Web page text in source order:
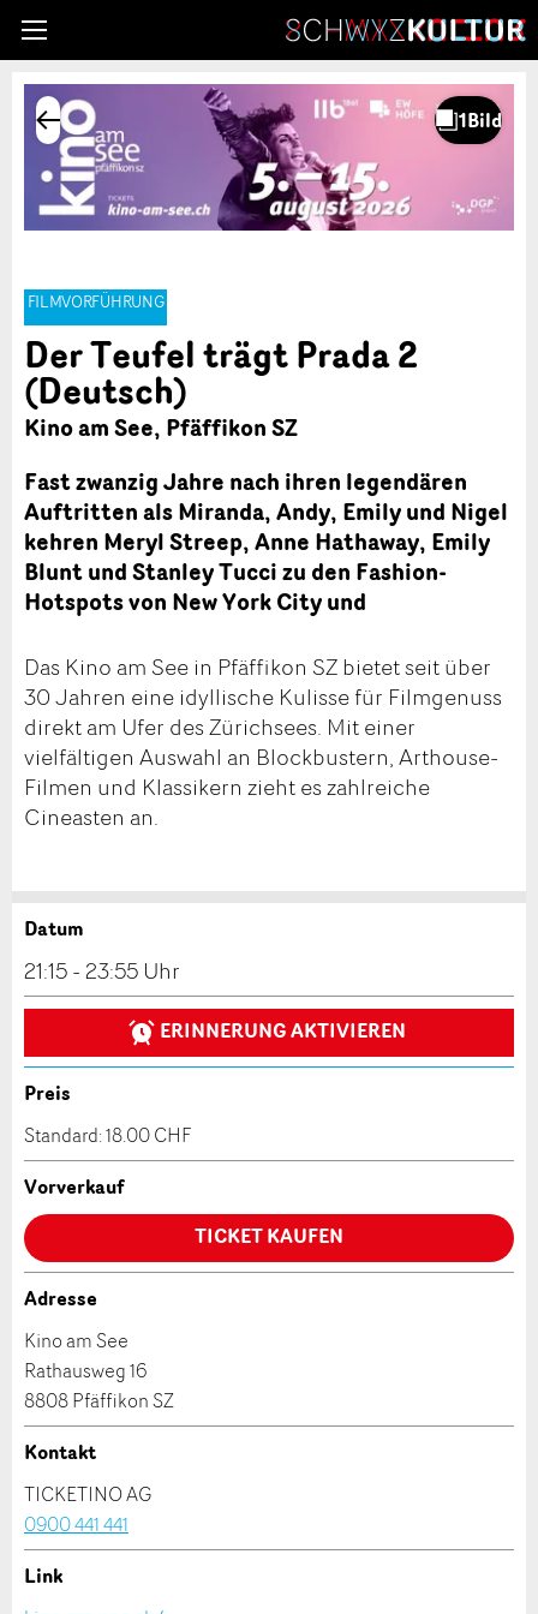
FILMVORFÜHRUNG
Der Teufel trägt Prada 2
(Deutsch)
Kino am See, Pfäffikon SZ
Fast zwanzig Jahre nach ihren legendären
Auftritten als Miranda, Andy, Emily und Nigel
kehren Meryl Streep, Anne Hathaway, Emily
Blunt und Stanley Tucci zu den Fashion-
Hotspots von New York City und
Das Kino am See in Pfäffikon SZ bietet seit über
30 Jahren eine idyllische Kulisse für Filmgenuss
direkt am Ufer des Zürichsees. Mit einer
vielfältigen Auswahl an Blockbustern, Arthouse-
Filmen und Klassikern zieht es zahlreiche
Cineasten an.
Anzeige beanstanden
Ihr Feedback wird sehr geschätzt!
Allgemeines Feedback
Anzeige unvollständig
Nachricht
Anzeige weiterempfehlen
Empfehlen Sie diese Anzeige an Freunde weiter.
* Eingabe erforderlich
ANZEIGE WEITEREMPFEHLEN
Schliessen
Reservation
Veranstaltungsdatum *:
Anzahl der Teilnehmer *:
Vorname / Nachname *:
Adresszusatz:
Strasse und Nr. *:
PLZ / Ort *:
Datum
21:15 - 23:55 Uhr
ERINNERUNG AKTIVIEREN
Preis
Standard: 18.00 CHF
Vorverkauf
TICKET KAUFEN
Adresse
Kino am See
Rathausweg 16
8808 Pfäffikon SZ
Kontakt
TICKETINO AG
0900 441 441
Link